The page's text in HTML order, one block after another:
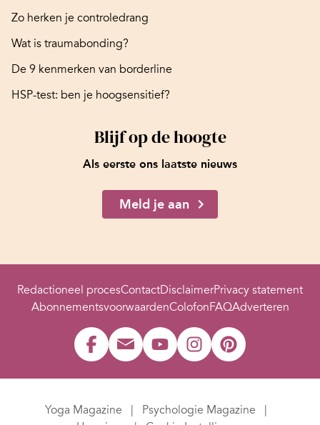
Zo herken je controledrang
Wat is traumabonding?
De 9 kenmerken van borderline
HSP-test: ben je hoogsensitief?
Blijf op de hoogte
Als eerste ons laatste nieuws
Meld je aan
Redactioneel procesContactDisclaimerPrivacy statement
AbonnementsvoorwaardenColofonFAQAdverteren
Yoga Magazine
Psychologie Magazine